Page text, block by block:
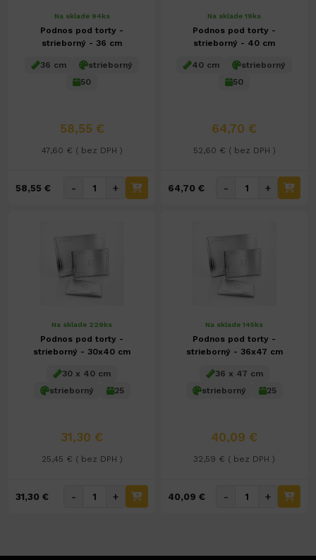
Na sklade 94ks
Podnos pod torty -
strieborný - 36 cm
36 cm
strieborný
50
58,55 €
47,60 € ( bez DPH )
58,55 € - +
Na sklade 19ks
Podnos pod torty -
strieborný - 40 cm
40 cm
strieborný
50
64,70 €
52,60 € ( bez DPH )
64,70 € - +
Na sklade 229ks
Podnos pod torty -
strieborný - 30x40 cm
30 x 40 cm
strieborný
25
31,30 €
25,45 € ( bez DPH )
31,30 € - +
Na sklade 145ks
Podnos pod torty -
strieborný - 36x47 cm
36 x 47 cm
strieborný
25
40,09 €
32,59 € ( bez DPH )
40,09 € - +